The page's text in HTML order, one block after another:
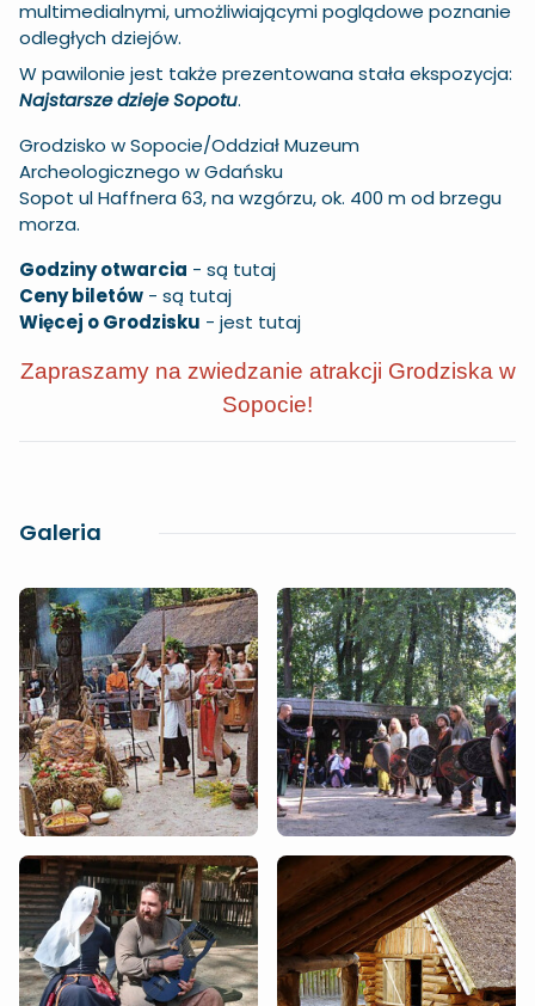
multimedialnymi, umożliwiającymi poglądowe poznanie
odległych dziejów.
W pawilonie jest także prezentowana stała ekspozycja:
Najstarsze dzieje Sopotu.
Grodzisko w Sopocie/Oddział Muzeum
Archeologicznego w Gdańsku
Sopot ul Haffnera 63, na wzgórzu, ok. 400 m od brzegu
morza.
Godziny otwarcia - są tutaj
Ceny biletów - są tutaj
Więcej o Grodzisku - jest tutaj
Zapraszamy na zwiedzanie atrakcji Grodziska w
Sopocie!
Galeria